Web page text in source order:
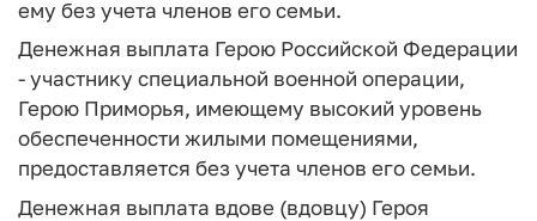
ему без учета членов его семьи.
Денежная выплата Герою Российской Федерации
- участнику специальной военной операции,
Герою Приморья, имеющему высокий уровень
обеспеченности жилыми помещениями,
предоставляется без учета членов его семьи.
Денежная выплата вдове (вдовцу) Героя